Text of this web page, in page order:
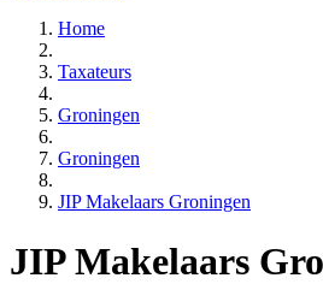
Home
Taxateurs
Groningen
Groningen
JIP Makelaars Groningen
JIP Makelaars